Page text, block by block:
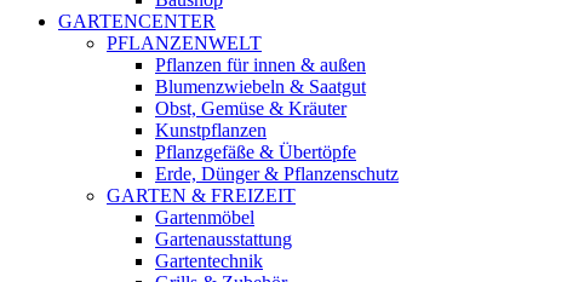
GARTENCENTER
PFLANZENWELT
Pflanzen für innen & außen
Blumenzwiebeln & Saatgut
Obst, Gemüse & Kräuter
Kunstpflanzen
Pflanzgefäße & Übertöpfe
Erde, Dünger & Pflanzenschutz
GARTEN & FREIZEIT
Gartenmöbel
Gartenausstattung
Gartentechnik